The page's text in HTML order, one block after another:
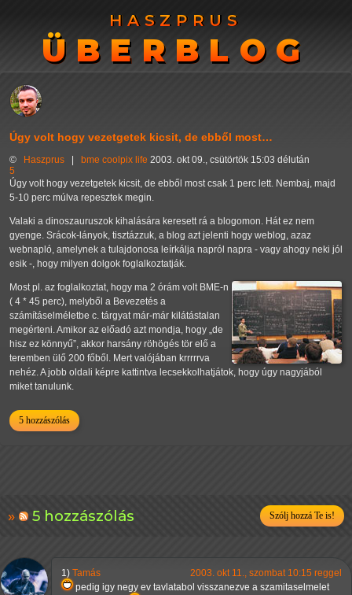
HASZPRUS
ÜBERBLOG
HASZPRUS
ÜBERBLOG
Úgy volt hogy vezetgetek kicsit, de ebből most…
© Haszprus bme coolpix life 2003. okt 09., csütörtök 15:03 délután
5
Úgy volt hogy vezetgetek kicsit, de ebből most csak 1 perc lett. Nembaj, majd
5-10 perc múlva repesztek megin.
Valaki a dinoszauruszok kihalására keresett rá a blogomon. Hát ez nem
gyenge. Srácok-lányok, tisztázzuk, a blog azt jelenti hogy weblog, azaz
webnapló, amelynek a tulajdonosa leírkálja napról napra - vagy ahogy neki jól
esik -, hogy milyen dolgok foglalkoztatják.
Most pl. az foglalkoztat, hogy ma 2 órám volt BME-n
( 4 * 45 perc), melyből a Bevezetés a
számításelméletbe c. tárgyat már-már kilátástalan
megérteni. Amikor az előadó azt mondja, hogy de
hisz ez könnyű , akkor harsány röhögés tör elő a
teremben ülő 200 főből. Mert valójában krrrrrva
nehéz. A jobb oldali képre kattintva lecsekkolhatjátok, hogy úgy nagyjából
miket tanulunk.
5 hozzászólás
5 hozzászólás Szólj hozzá Te is!
1) Tamás
2003. okt 11., szombat 10:15 reggel
pedig igy negy ev tavlatabol visszanezve a szamitaselmelet